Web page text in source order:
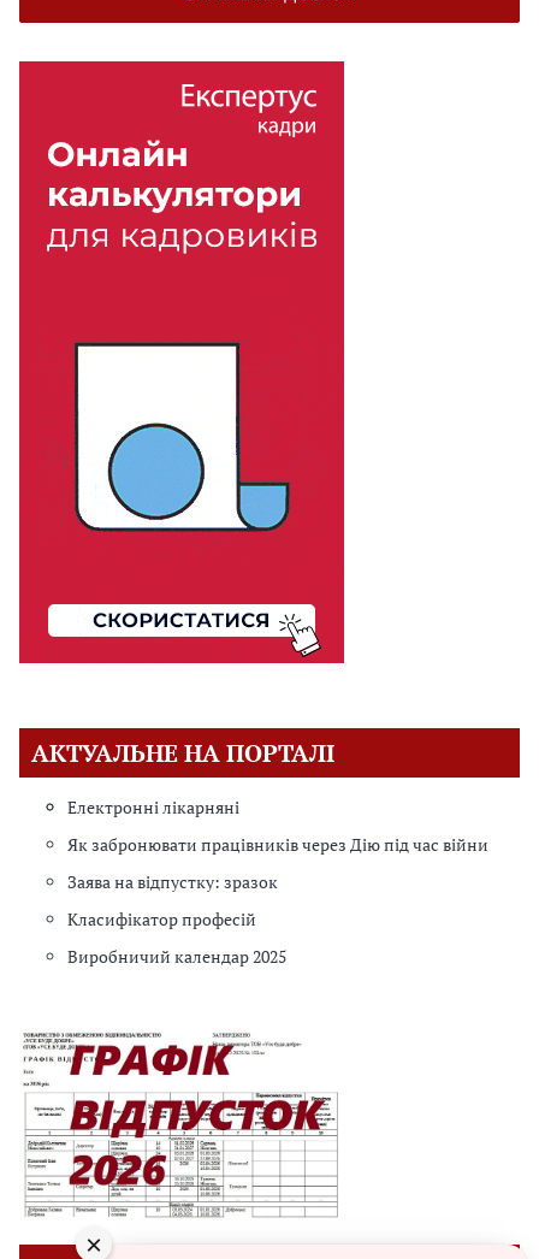
АКТУАЛЬНЕ НА ПОРТАЛІ
Електронні лікарняні
Як забронювати працівників через Дію під час війни
Заява на відпустку: зразок
Класифікатор професій
Виробничий календар 2025
×